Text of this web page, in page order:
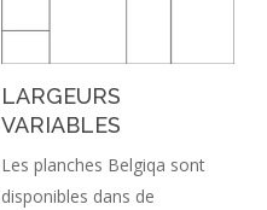
LARGEURS
VARIABLES
Les planches Belgiqa sont
disponibles dans de